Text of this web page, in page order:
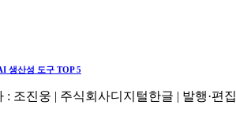
생산성 도구 TOP 5
: 조진웅 | 주식회사디지털한글 | 발행·편